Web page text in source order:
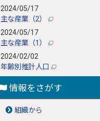
2024/05/17
主な産業（2）
2024/05/17
主な産業（1）
2024/02/02
年齢別推計人口
情報をさがす
組織から